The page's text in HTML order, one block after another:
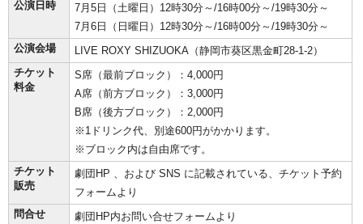
公演日時
7月5日（土曜日）12時30分～/16時00分～/19時30分～
7月6日（日曜日）12時30分～/16時00分～/19時30分～
公演会場
LIVE ROXY SHIZUOKA（静岡市葵区黒金町28-1-2）
チケット
料金
S席（最前ブロック）：4,000円
A席（前方ブロック）：3,000円
B席（後方ブロック）：2,000円
※1ドリンク代、別途600円がかかります。
※ブロック内は自由席です。
チケット
販売
劇団HP 、および SNS に記載されている、チケット予約
フォームより
問合せ
劇団HP内お問い合せフォームより